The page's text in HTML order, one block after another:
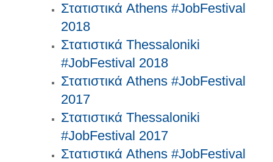
Στατιστικά Athens #JobFestival
2018
Στατιστικά Thessaloniki
#JobFestival 2018
Στατιστικά Athens #JobFestival
2017
Στατιστικά Thessaloniki
#JobFestival 2017
Στατιστικά Athens #JobFestival